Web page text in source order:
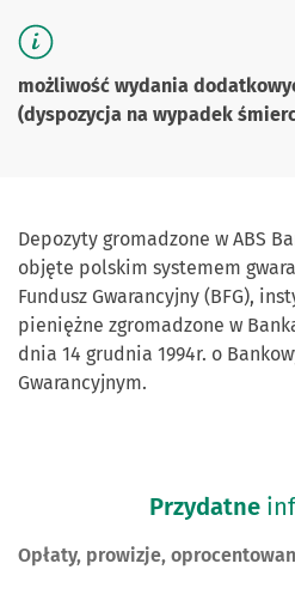
możliwość wydania
(dyspozycja na wypadek
Depozyty gromadzone w ABS
objęte polskim systemem
Fundusz Gwarancyjny (BFG),
pieniężne zgromadzone w
dnia 14 grudnia 1994r. o
Gwarancyjnym.
Przydatne
Opłaty, prowizje,